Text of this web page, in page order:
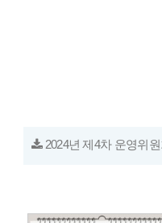
2024년 제4차 운영위